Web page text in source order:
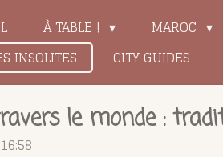
À TABLE ! MAROC
INSOLITES
CITY GUIDES
le monde :